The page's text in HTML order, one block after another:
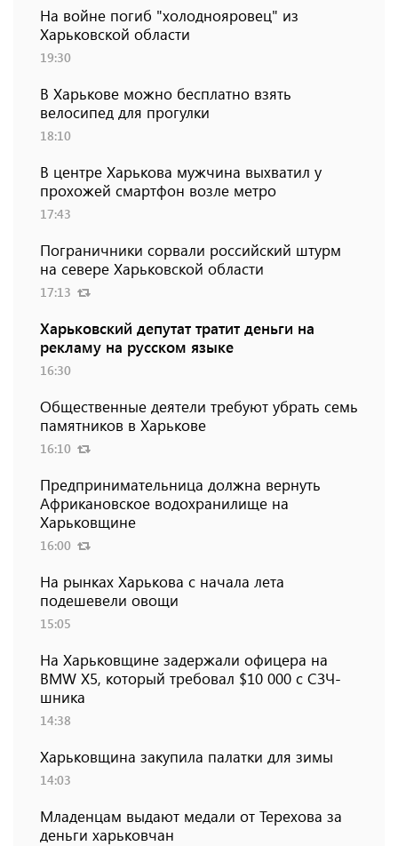
На войне погиб "холоднояровец" из
Харьковской области
19:30
В Харькове можно бесплатно взять
велосипед для прогулки
18:10
В центре Харькова мужчина выхватил у
прохожей смартфон возле метро
17:43
Пограничники сорвали российский штурм
на севере Харьковской области
17:13
Харьковский депутат тратит деньги на
рекламу на русском языке
16:30
Общественные деятели требуют убрать семь
памятников в Харькове
16:10
Предпринимательница должна вернуть
Африкановское водохранилище на
Харьковщине
16:00
На рынках Харькова с начала лета
подешевели овощи
15:05
На Харьковщине задержали офицера на
BMW Х5, который требовал $10 000 с СЗЧ-
шника
14:38
Харьковщина закупила палатки для зимы
14:03
Младенцам выдают медали от Терехова за
деньги харьковчан